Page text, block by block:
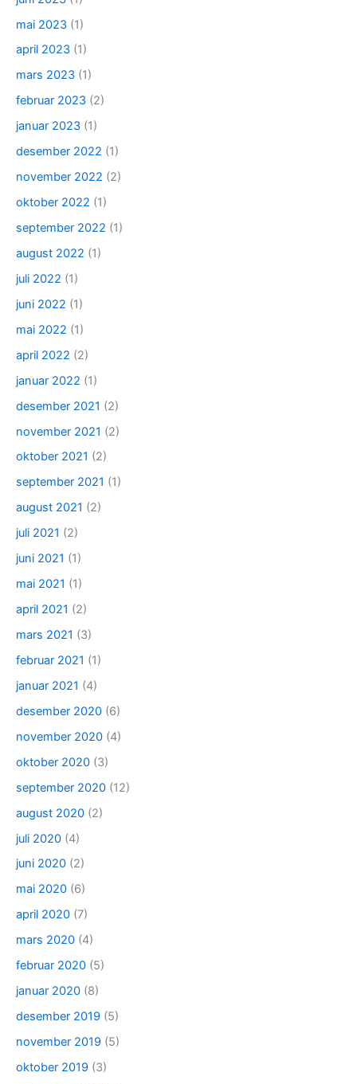
mai 2023 (1)
april 2023 (1)
mars 2023 (1)
februar 2023 (2)
januar 2023 (1)
desember 2022 (1)
november 2022 (2)
oktober 2022 (1)
september 2022 (1)
august 2022 (1)
juli 2022 (1)
juni 2022 (1)
mai 2022 (1)
april 2022 (2)
januar 2022 (1)
desember 2021 (2)
november 2021 (2)
oktober 2021 (2)
september 2021 (1)
august 2021 (2)
juli 2021 (2)
juni 2021 (1)
mai 2021 (1)
april 2021 (2)
mars 2021 (3)
februar 2021 (1)
januar 2021 (4)
desember 2020 (6)
november 2020 (4)
oktober 2020 (3)
september 2020 (12)
august 2020 (2)
juli 2020 (4)
juni 2020 (2)
mai 2020 (6)
april 2020 (7)
mars 2020 (4)
februar 2020 (5)
januar 2020 (8)
desember 2019 (5)
november 2019 (5)
oktober 2019 (3)